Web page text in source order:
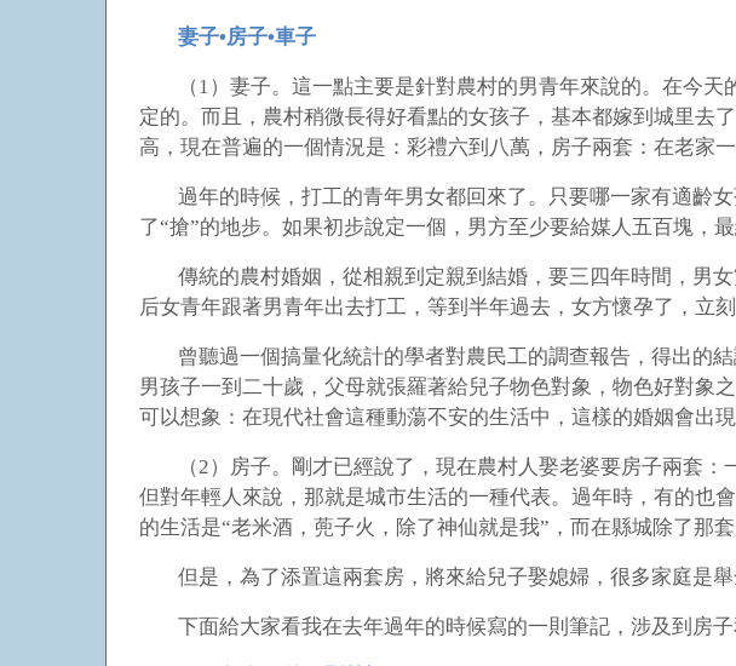
妻子•房子•車子
（1）妻子。這一點主要是針對農村的男青年來說的。在今
定的。而且，農村稍微長得好看點的女孩子，基本都嫁到城里去
高，現在普遍的一個情況是：彩禮六到八萬，房子兩套：在老家
過年的時候，打工的青年男女都回來了。只要哪一家有適齡
了“搶”的地步。如果初步說定一個，男方至少要給媒人五百塊，
傳統的農村婚姻，從相親到定親到結婚，要三四年時間，男
后女青年跟著男青年出去打工，等到半年過去，女方懷孕了，立刻
曾聽過一個搞量化統計的學者對農民工的調查報告，得出的
男孩子一到二十歲，父母就張羅著給兒子物色對象，物色好對象
可以想象：在現代社會這種動蕩不安的生活中，這樣的婚姻會出
（2）房子。剛才已經說了，現在農村人娶老婆要房子兩套
但對年輕人來說，那就是城市生活的一種代表。過年時，有的也
的生活是“老米酒，蔸子火，除了神仙就是我”，而在縣城除了那套
但是，為了添置這兩套房，將來給兒子娶媳婦，很多家庭是舉
下面給大家看我在去年過年的時候寫的一則筆記，涉及到房